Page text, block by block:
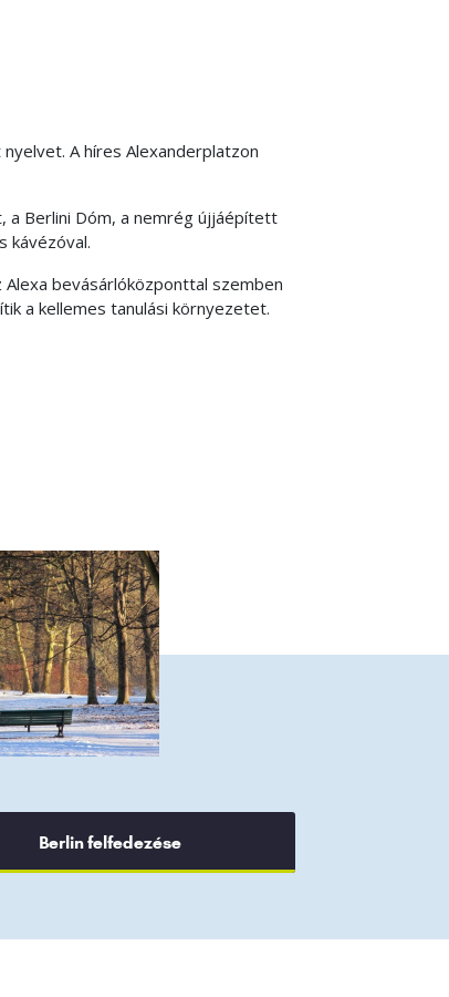
A híres Alexanderplatzon
a Berlini Dóm, a nemrég újjáépített
kávézóval.
bevásárlóközponttal szemben
a kellemes tanulási környezetet.
Berlin felfedezése